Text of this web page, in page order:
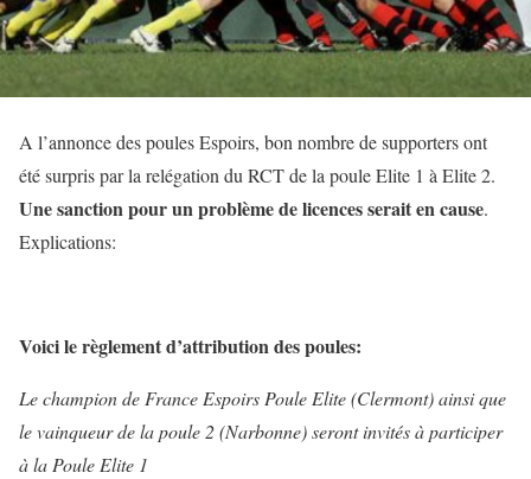
A l’annonce des poules Espoirs, bon nombre de supporters ont
été surpris par la relégation du RCT de la poule Elite 1 à Elite 2.
Une sanction pour un problème de licences serait en cause.
Explications:
Voici le règlement d’attribution des poules:
Le champion de France Espoirs Poule Elite (Clermont) ainsi que
le vainqueur de la poule 2 (Narbonne) seront invités à participer
à la Poule Elite 1